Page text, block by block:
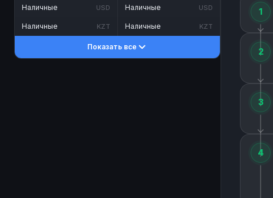
Наличные USD
Наличные KZT
Наличные USD
Наличные KZT
Показать все
1
2
3
4